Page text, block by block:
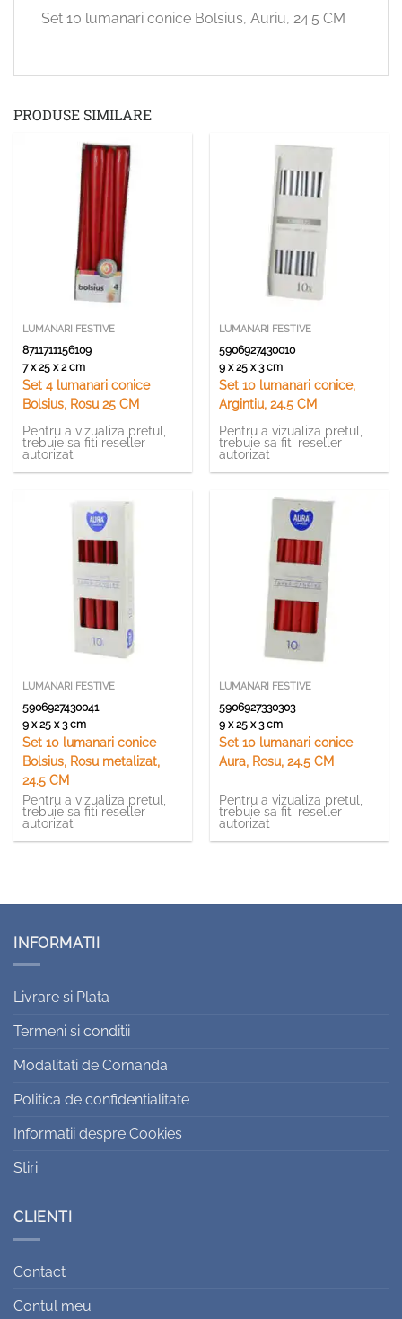
Set 10 lumanari conice Bolsius, Auriu, 24.5 CM
PRODUSE SIMILARE
LUMANARI FESTIVE
8711711156109
7 x 25 x 2 cm
Set 4 lumanari conice
Bolsius, Rosu 25 CM
Pentru a vizualiza pretul,
trebuie sa fiti reseller
autorizat
LUMANARI FESTIVE
5906927430010
9 x 25 x 3 cm
Set 10 lumanari conice,
Argintiu, 24.5 CM
Pentru a vizualiza pretul,
trebuie sa fiti reseller
autorizat
LUMANARI FESTIVE
5906927430041
9 x 25 x 3 cm
Set 10 lumanari conice
Bolsius, Rosu metalizat,
24.5 CM
Pentru a vizualiza pretul,
trebuie sa fiti reseller
autorizat
LUMANARI FESTIVE
5906927330303
9 x 25 x 3 cm
Set 10 lumanari conice
Aura, Rosu, 24.5 CM
Pentru a vizualiza pretul,
trebuie sa fiti reseller
autorizat
INFORMATII
Livrare si Plata
Termeni si conditii
Modalitati de Comanda
Politica de confidentialitate
Informatii despre Cookies
Stiri
CLIENTI
Contact
Contul meu